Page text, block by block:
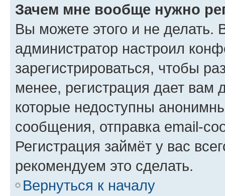
Зачем мне вообще нужно
Вы можете этого и не делать.
администратор настроил
зарегистрироваться, чтобы
менее, регистрация дает вам
которые недоступны
сообщения, отправка email-
Регистрация займёт у вас
рекомендуем это сделать.
Вернуться к началу